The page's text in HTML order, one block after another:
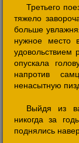
Третьего
тяжело
больше
нужное место
удовольствием
опускала
напротив
ненасытную
Выйдя из
никогда за
поднялись